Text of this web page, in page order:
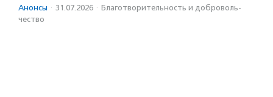
Анонсы · 31.07.2026 · Благотвори­тель­ность и доброволь­
чест­во